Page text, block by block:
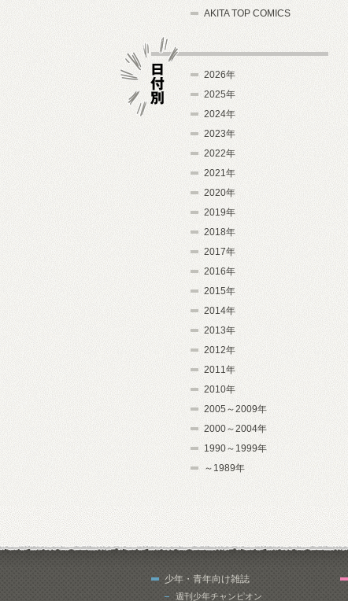
AKITA TOP COMICS
2026年
2025年
2024年
2023年
2022年
2021年
2020年
2019年
2018年
2017年
2016年
2015年
2014年
2013年
2012年
2011年
2010年
2005～2009年
2000～2004年
1990～1999年
～1989年
少年・青年向け雑誌
週刊少年チャンピオン